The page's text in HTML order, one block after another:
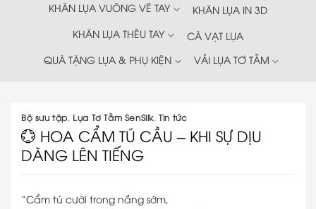
KHĂN LỤA VUÔNG VẼ TAY
KHĂN LỤA IN 3D
KHĂN LỤA THÊU TAY
CÀ VẠT LỤA
QUÀ TẶNG LỤA & PHỤ KIỆN
VẢI LỤA TƠ TẰM
Bộ sưu tập, Lụa Tơ Tằm SenSilk,Tin tức
💮 HOA CẨM TÚ CẦU – KHI SỰ DỊU
DÀNG LÊN TIẾNG
“Cẩm tú cười trong nắng sớm,